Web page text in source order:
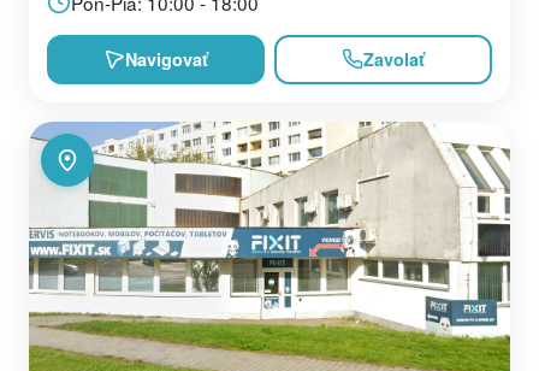
Navigovať Zavolať